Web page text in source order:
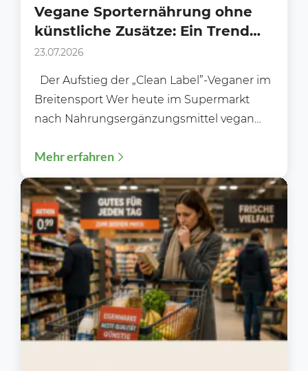
Vegane Sporternährung ohne
künstliche Zusätze: Ein Trend
am Supermarkt-Regal?
23.07.2026
Der Aufstieg der „Clean Label”-Veganer im
Breitensport Wer heute im Supermarkt
nach Nahrungsergänzungsmittel vegan
Mehr erfahren